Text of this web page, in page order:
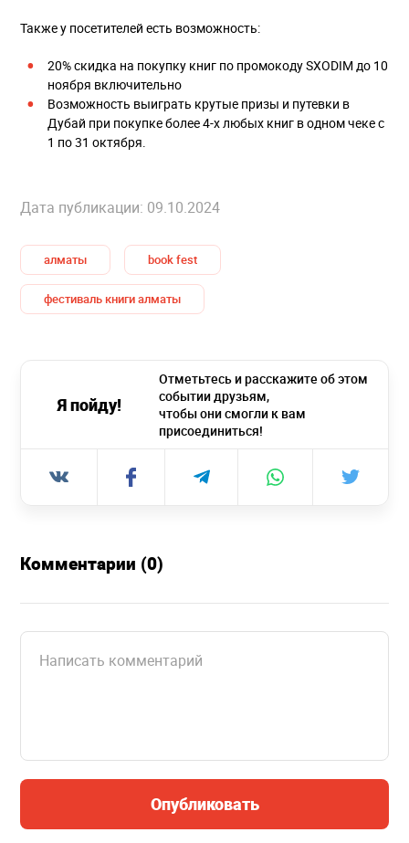
Также у посетителей есть возможность:
20% скидка на покупку книг по промокоду SXODIM до 10
ноября включительно
Возможность выиграть крутые призы и путевки в
Дубай при покупке более 4-х любых книг в одном чеке с
1 по 31 октября.
Дата публикации: 09.10.2024
алматы book fest
фестиваль книги алматы
Я пойду!
Отметьтесь и расскажите об этом
событии друзьям,
чтобы они смогли к вам
присоединиться!
Комментарии (0)
Опубликовать